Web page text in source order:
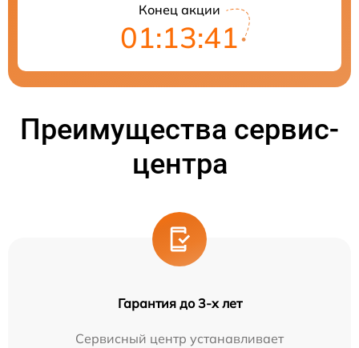
Конец акции
01:13:40
Преимущества сервис-
центра
Гарантия до 3-х лет
Сервисный центр устанавливает